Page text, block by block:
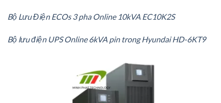
Bộ Lưu Điện ECOs 3 pha Online 10kVA EC10K2S
Bộ lưu điện UPS Online 6kVA pin trong Hyundai HD-6KT9